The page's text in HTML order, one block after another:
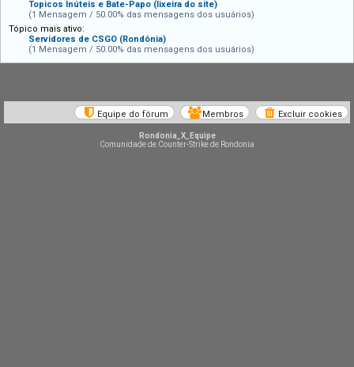
Topicos Inúteis e Bate-Papo (lixeira do site)
(1 Mensagem / 50.00% das mensagens dos usuários)
Tópico mais ativo:
Servidores de CSGO (Rondônia)
(1 Mensagem / 50.00% das mensagens dos usuários)
Excluir cookies
Membros
Equipe do fórum
Rondonia_X_Equipe
Comunidade de Counter-Strike de Rondonia